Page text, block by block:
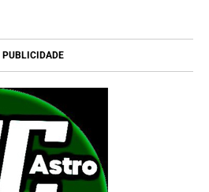
PUBLICIDADE